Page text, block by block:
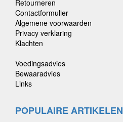
Retourneren
Contactformulier
Algemene voorwaarden
Privacy verklaring
Klachten
Voedingsadvies
Bewaaradvies
Links
POPULAIRE ARTIKELEN